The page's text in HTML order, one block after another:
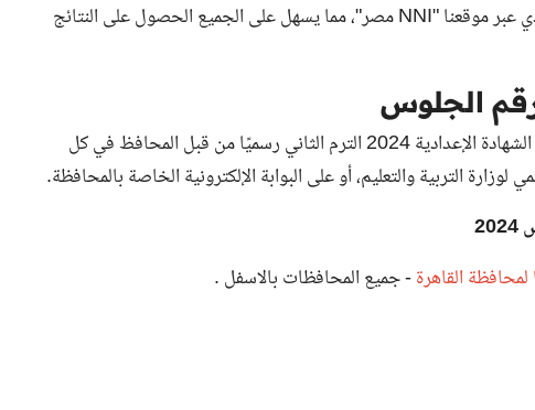
عبر موقعنا "NNI مصر"، مما يسهل على الجميع الحصول على النتائج
الجلوس
الإعدادية 2024 الترم الثاني
رسميًا من قبل المحافظ في كل
التربية والتعليم، أو على البوابة الإلكترونية الخاصة بالمحافظة.
القاهرة- جميع المحافظات بالاسفل .